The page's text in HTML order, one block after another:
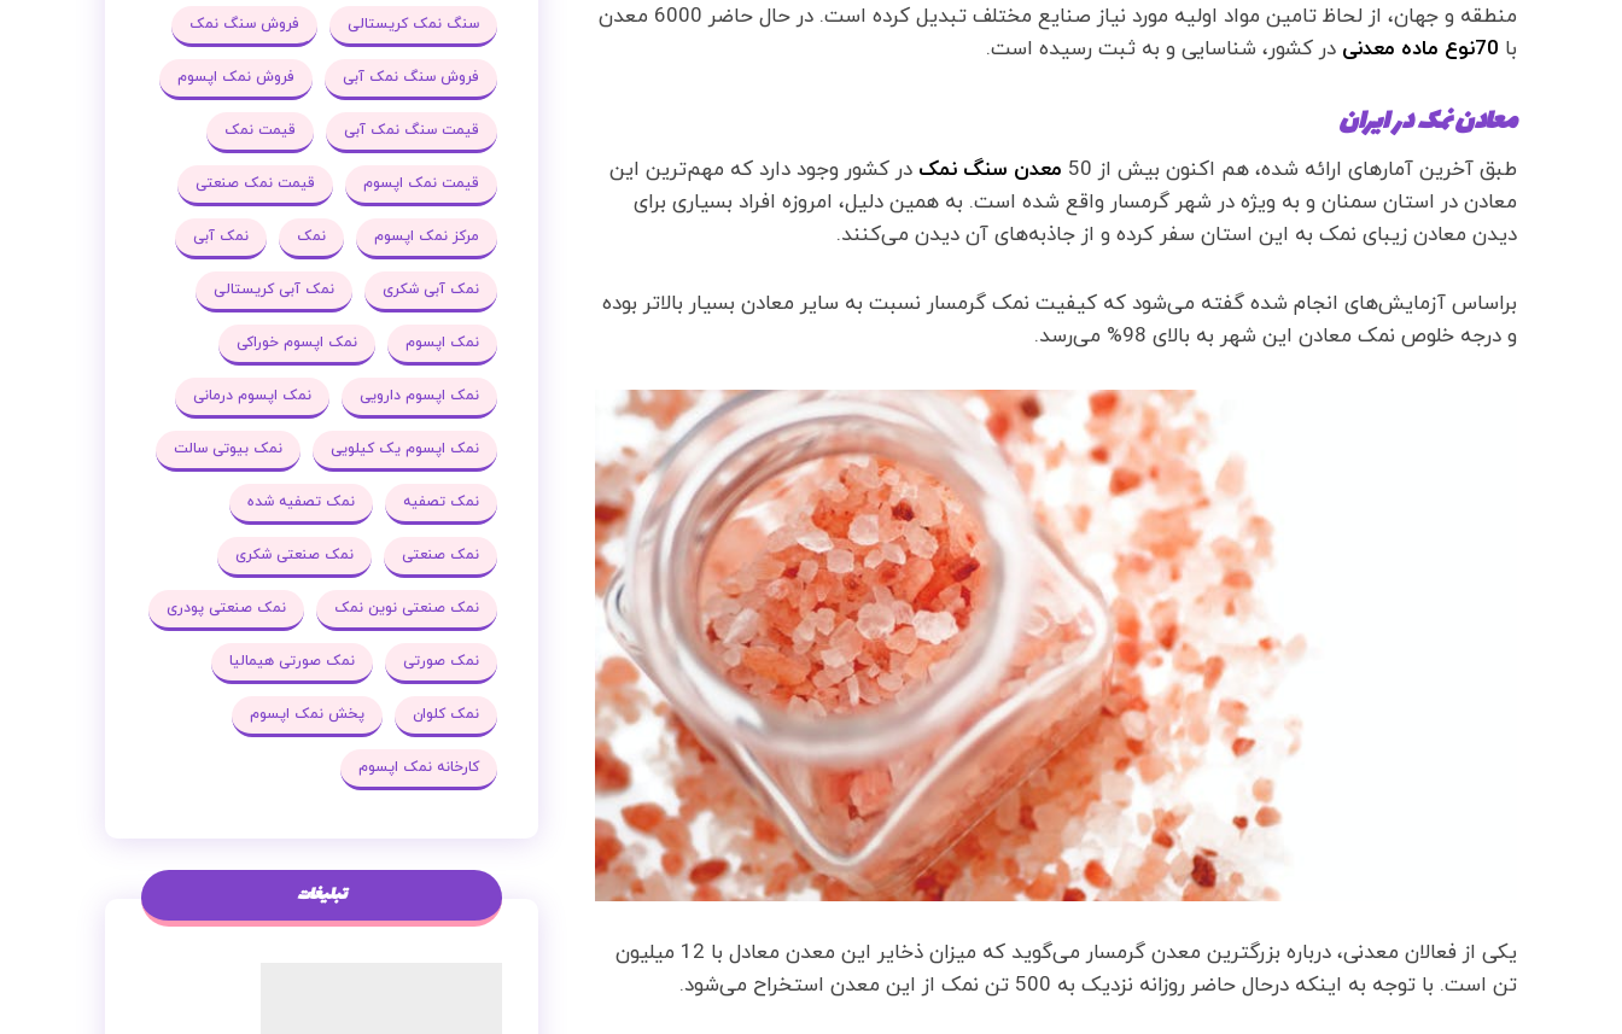
منطقه و جهان، از لحاظ تامین مواد اولیه مورد نیاز صنایع مختلف تبدیل کرده است. در حال حاضر 6000 معدن
با 70نوع ماده معدنی در کشور، شناسایی و به ثبت رسیده است.
معادن نمک در ایران
طبق آخرین آمارهای ارائه شده، هم اکنون بیش از 50 معدن سنگ نمک در کشور وجود دارد که مهم‌ترین این
معادن در استان سمنان و به ویژه در شهر گرمسار واقع شده است. به همین دلیل، امروزه افراد بسیاری برای
دیدن معادن زیبای نمک به این استان سفر کرده و از جاذبه‌های آن دیدن می‌کنند.
براساس آزمایش‌های انجام شده گفته می‌شود که کیفیت نمک گرمسار نسبت به سایر معادن بسیار بالاتر بوده
و درجه خلوص نمک معادن این شهر به بالای 98% می‌رسد.
یکی از فعالان معدنی، درباره بزرگترین معدن گرمسار می‌گوید که میزان ذخایر این معدن معادل با 12 میلیون
تن است. با توجه به اینکه درحال حاضر روزانه نزدیک به 500 تن نمک از این معدن استخراح می‌شود.
سنگ نمک کریستالی فروش سنگ نمک
فروش سنگ نمک آبی فروش نمک اپسوم
قیمت سنگ نمک آبی قیمت نمک
قیمت نمک اپسوم قیمت نمک صنعتی
مرکز نمک اپسوم نمک نمک آبی
نمک آبی شکری نمک آبی کریستالی
نمک اپسوم نمک اپسوم خوراکی
نمک اپسوم دارویی نمک اپسوم درمانی
نمک اپسوم یک کیلویی نمک بیوتی سالت
نمک تصفیه نمک تصفیه شده
نمک صنعتی نمک صنعتی شکری
نمک صنعتی نوین نمک نمک صنعتی پودری
نمک صورتی نمک صورتی هیمالیا
نمک کلوان پخش نمک اپسوم
کارخانه نمک اپسوم
تبلیغات